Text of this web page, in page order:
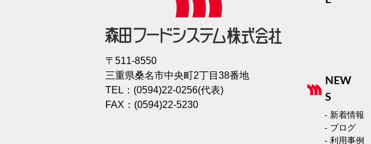
〒511-8550
三重県桑名市中央町2丁目38番地
TEL：(0594)22-0256(代表)
FAX：(0594)22-5230
NEW
S
- 新着情報
- ブログ
- 利用事例